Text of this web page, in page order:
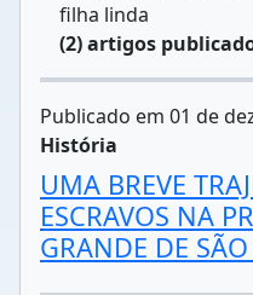
filha linda
(2) artigos
Publicado em 01 de
História
UMA BREVE
ESCRAVOS NA
GRANDE DE